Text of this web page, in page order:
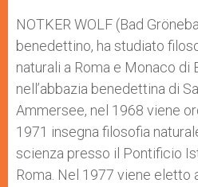
NOTKER WOLF (Bad
benedettino, ha studiato
naturali a Roma e Monaco di
nell’abbazia benedettina di
Ammersee, nel 1968 viene
1971 insegna filosofia
scienza presso il Pontificio
Roma. Nel 1977 viene eletto